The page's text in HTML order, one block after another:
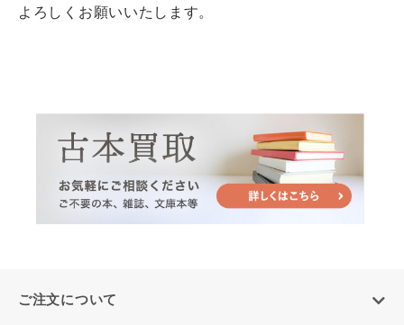
よろしくお願いいたします。
ご注文について